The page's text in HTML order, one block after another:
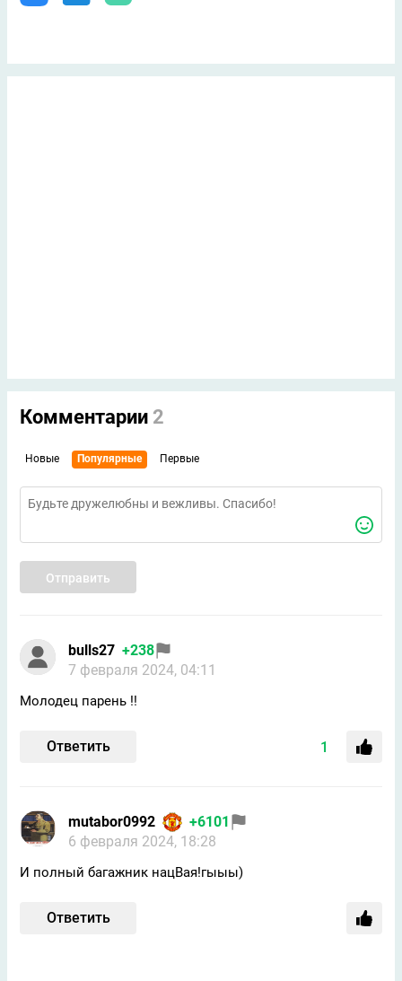
Комментарии 2
Новые Популярные Первые
Отправить
bulls27 +238
7 февраля 2024, 04:11
Молодец парень !!
Ответить 1
mutabor0992
+6101
6 февраля 2024, 18:28
И полный багажник нацВая!гыыы)
Ответить